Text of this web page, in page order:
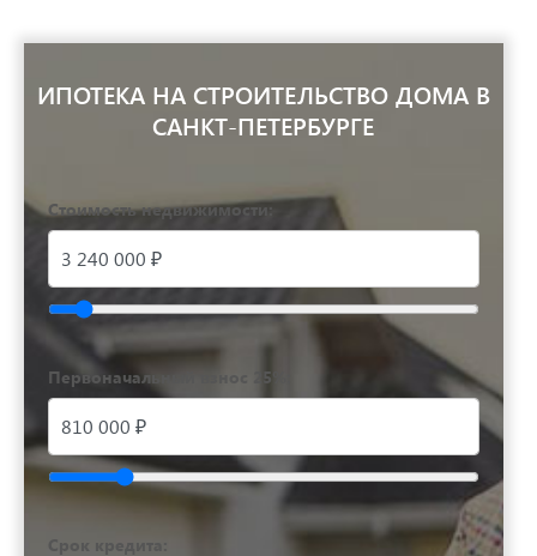
ИПОТЕКА НА СТРОИТЕЛЬСТВО ДОМА В
САНКТ-ПЕТЕРБУРГЕ
Стоимость недвижимости:
Первоначальный взнос 25%: